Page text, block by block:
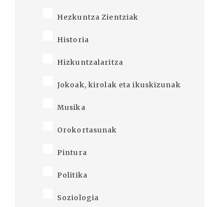
Hezkuntza Zientziak
Historia
Hizkuntzalaritza
Jokoak, kirolak eta ikuskizunak
Musika
Orokortasunak
Pintura
Politika
Soziologia